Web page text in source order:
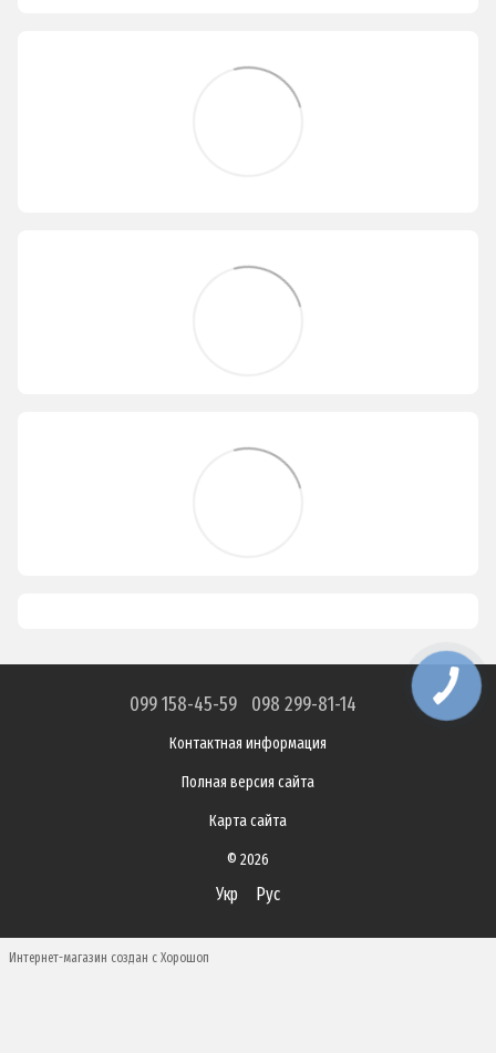
099 158-45-59 098 299-81-14
Контактная информация
Полная версия сайта
Карта сайта
© 2026
Укр Рус
Интернет-магазин создан с Хорошоп